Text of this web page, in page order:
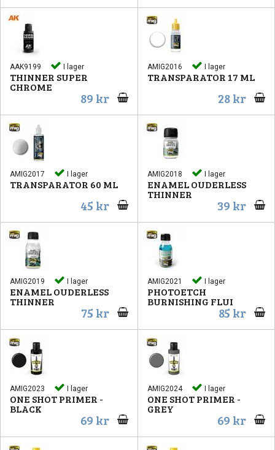
AAK9199 I lager
THINNER SUPER
CHROME
89 kr
AMIG2016 I lager
TRANSPARATOR 17 ML
28 kr
AMIG2017 I lager
TRANSPARATOR 60 ML
45 kr
AMIG2018 I lager
ENAMEL OUDERLESS
THINNER
39 kr
AMIG2019 I lager
ENAMEL OUDERLESS
THINNER
75 kr
AMIG2021 I lager
PHOTOETCH
BURNISHING FLUI
85 kr
AMIG2023 I lager
ONE SHOT PRIMER -
BLACK
69 kr
AMIG2024 I lager
ONE SHOT PRIMER -
GREY
69 kr